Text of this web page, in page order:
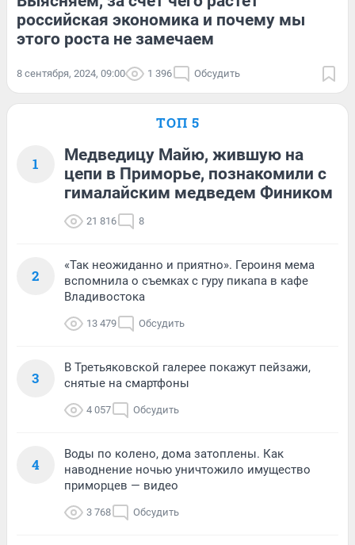
российская экономика и почему мы
этого роста не замечаем
8 сентября, 2024, 09:00 1 396 Обсудить
ТОП 5
1
Медведицу Майю, жившую на
цепи в Приморье, познакомили с
гималайским медведем Фиником
21 816 8
2
«Так неожиданно и приятно». Героиня мема
вспомнила о съемках с гуру пикапа в кафе
Владивостока
13 479 Обсудить
3
В Третьяковской галерее покажут пейзажи,
снятые на смартфоны
4 057 Обсудить
4
Воды по колено, дома затоплены. Как
наводнение ночью уничтожило имущество
приморцев — видео
3 768 Обсудить